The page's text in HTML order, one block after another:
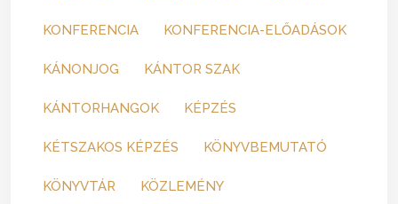
KONFERENCIA KONFERENCIA-ELŐADÁSOK
KÁNONJOG KÁNTOR SZAK
KÁNTORHANGOK KÉPZÉS
KÉTSZAKOS KÉPZÉS KÖNYVBEMUTATÓ
KÖNYVTÁR KÖZLEMÉNY